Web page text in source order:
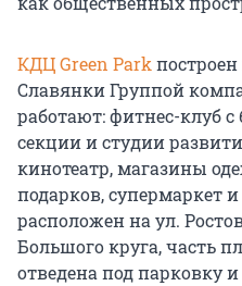
КДЦ Green Parkпостроен
Славянки Группой
работают: фитнес-клуб с
секции и студии
кинотеатр, магазины
подарков, супермаркет
расположен на ул.
Большого круга, часть
отведена под парковку